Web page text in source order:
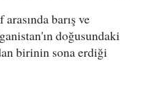
barış ve
doğusundaki
birinin sona erdiği